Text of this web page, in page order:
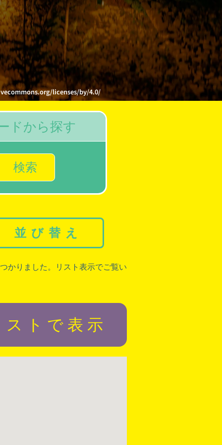
licenses/by/4.0/
検索
ドから探す
並び替え
かりました。リスト表示でご覧い
ストで表示